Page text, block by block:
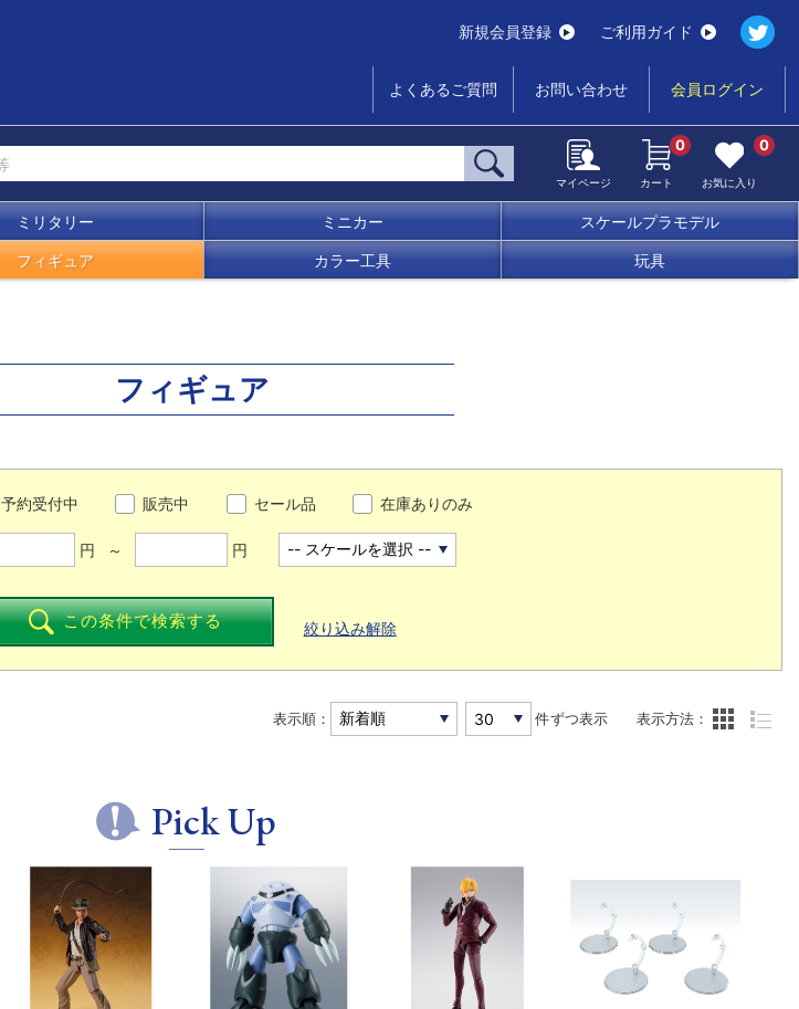
新規会員登録 ご利用ガイド
よくあるご質問 お問い合わせ 会員ログイン
マイページ カート
0
お気に入り
0
ミリタリー ミニカー スケールプラモデル
フィギュア カラー工具 玩具
フィギュア
予約受付中 販売中 セール品 在庫ありのみ
円 ～ 円
この条件で検索する 絞り込み解除
表示順： 件ずつ表示 表示方法：
Pick Up